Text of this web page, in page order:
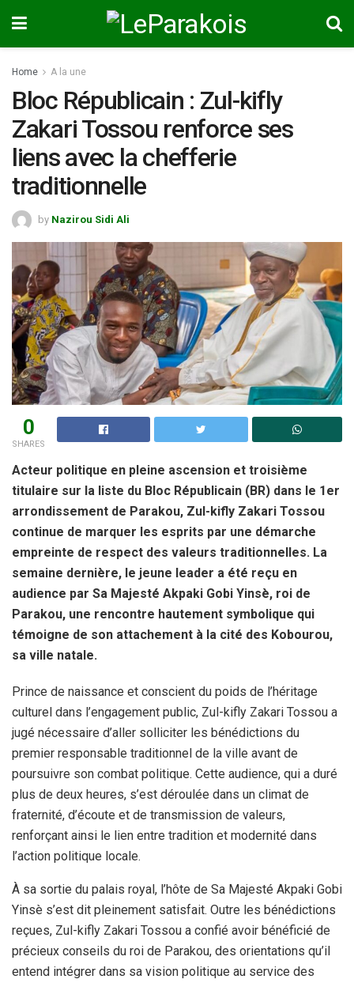
Home A la une
Bloc Républicain : Zul-kifly
Zakari Tossou renforce ses
liens avec la chefferie
traditionnelle
by Nazirou Sidi Ali
0
SHARES
Acteur politique en pleine ascension et troisième
titulaire sur la liste du Bloc Républicain (BR) dans le 1er
arrondissement de Parakou, Zul-kifly Zakari Tossou
continue de marquer les esprits par une démarche
empreinte de respect des valeurs traditionnelles. La
semaine dernière, le jeune leader a été reçu en
audience par Sa Majesté Akpaki Gobi Yinsè, roi de
Parakou, une rencontre hautement symbolique qui
témoigne de son attachement à la cité des Kobourou,
sa ville natale.
Prince de naissance et conscient du poids de l’héritage
culturel dans l’engagement public, Zul-kifly Zakari Tossou a
jugé nécessaire d’aller solliciter les bénédictions du
premier responsable traditionnel de la ville avant de
poursuivre son combat politique. Cette audience, qui a duré
plus de deux heures, s’est déroulée dans un climat de
fraternité, d’écoute et de transmission de valeurs,
renforçant ainsi le lien entre tradition et modernité dans
l’action politique locale.
À sa sortie du palais royal, l’hôte de Sa Majesté Akpaki Gobi
Yinsè s’est dit pleinement satisfait. Outre les bénédictions
reçues, Zul-kifly Zakari Tossou a confié avoir bénéficié de
précieux conseils du roi de Parakou, des orientations qu’il
entend intégrer dans sa vision politique au service des